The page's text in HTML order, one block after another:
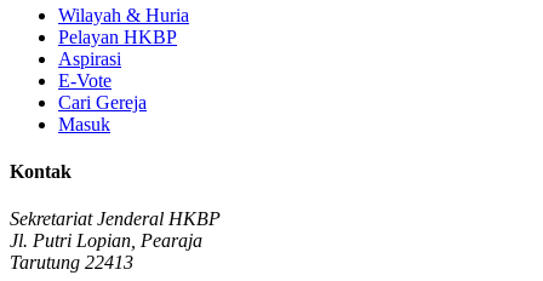
Wilayah & Huria
Pelayan HKBP
Aspirasi
E-Vote
Cari Gereja
Masuk
Kontak
Sekretariat Jenderal HKBP
Jl. Putri Lopian, Pearaja
Tarutung 22413